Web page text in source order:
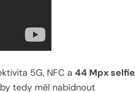
5G, NFC a 44 Mpx selfie
tedy měl nabídnout